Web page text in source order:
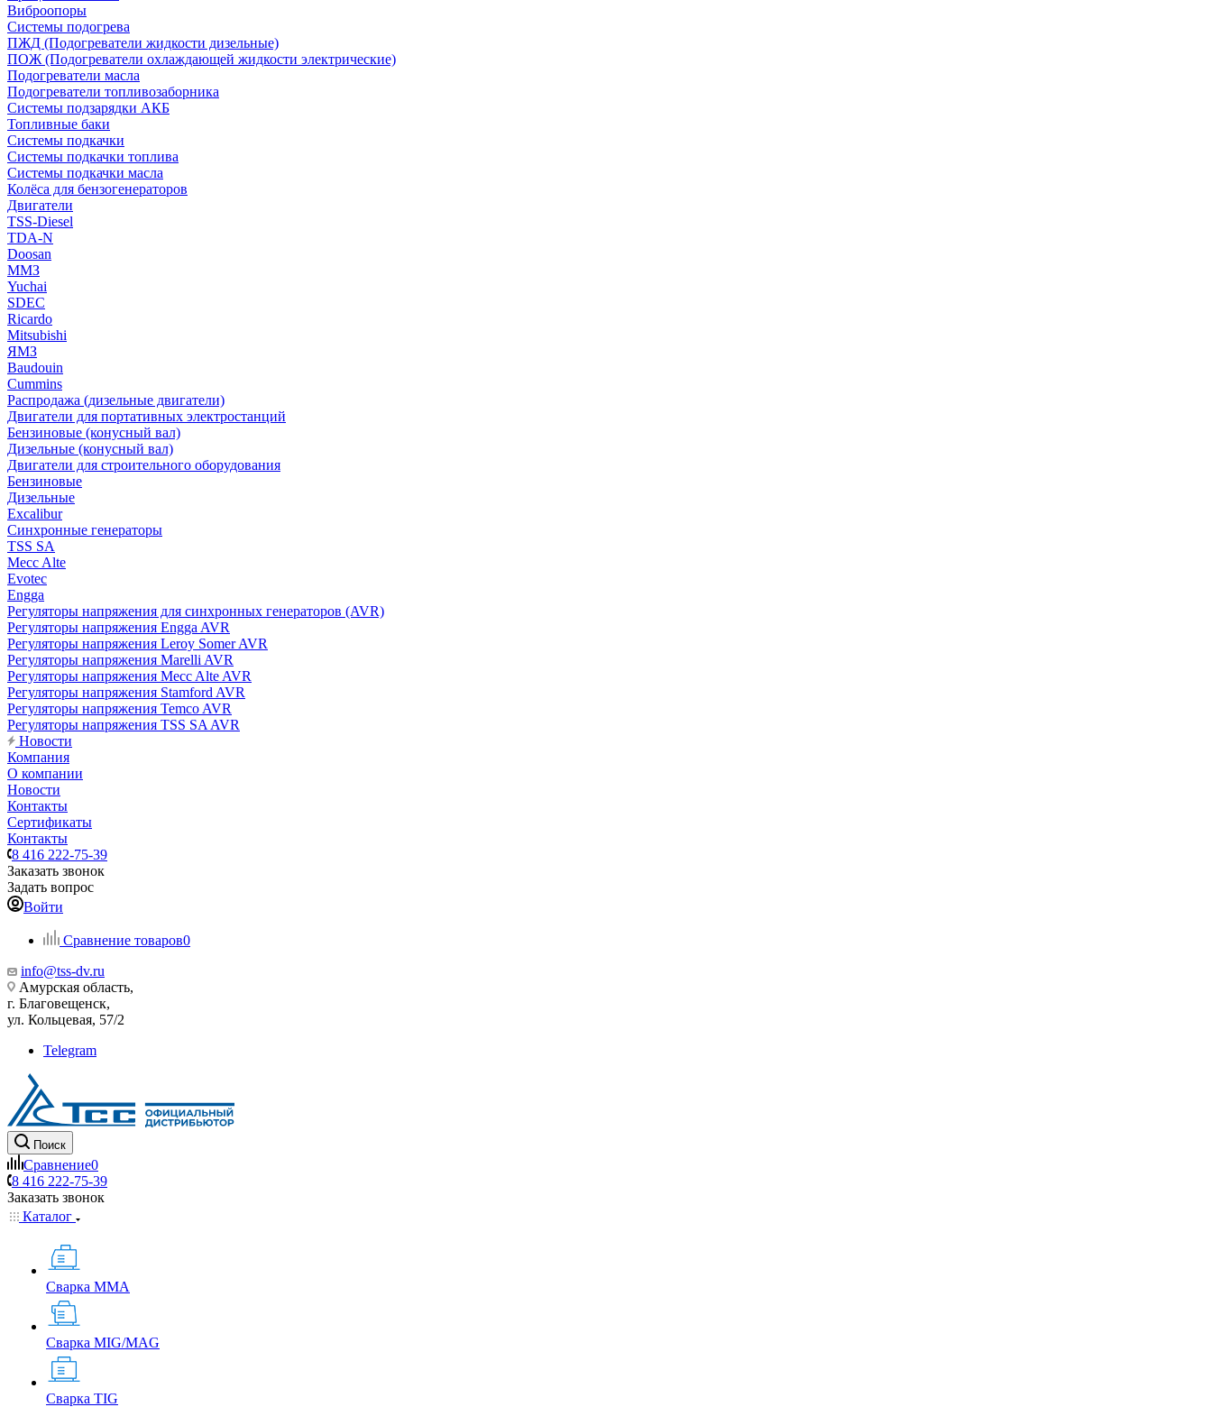
Виброопоры
Системы подогрева
ПЖД (Подогреватели жидкости дизельные)
ПОЖ (Подогреватели охлаждающей жидкости электрические)
Подогреватели масла
Подогреватели топливозаборника
Системы подзарядки АКБ
Топливные баки
Системы подкачки
Системы подкачки топлива
Системы подкачки масла
Колёса для бензогенераторов
Двигатели
TSS-Diesel
TDA-N
Doosan
ММЗ
Yuchai
SDEC
Ricardo
Mitsubishi
ЯМЗ
Baudouin
Cummins
Распродажа (дизельные двигатели)
Двигатели для портативных электростанций
Бензиновые (конусный вал)
Дизельные (конусный вал)
Двигатели для строительного оборудования
Бензиновые
Дизельные
Excalibur
Синхронные генераторы
TSS SA
Mecc Alte
Evotec
Engga
Регуляторы напряжения для синхронных генераторов (AVR)
Регуляторы напряжения Engga AVR
Регуляторы напряжения Leroy Somer AVR
Регуляторы напряжения Marelli AVR
Регуляторы напряжения Mecc Alte AVR
Регуляторы напряжения Stamford AVR
Регуляторы напряжения Temco AVR
Регуляторы напряжения TSS SA AVR
Новости
Компания
О компании
Новости
Контакты
Сертификаты
Контакты
8 416 222-75-39
Заказать звонок
Задать вопрос
Войти
Сравнение товаров0
info@tss-dv.ru
Амурская область,
г. Благовещенск,
ул. Кольцевая, 57/2
Telegram
Поиск
Сравнение0
8 416 222-75-39
Заказать звонок
Каталог
Сварка MMA
Сварка MIG/MAG
Сварка TIG